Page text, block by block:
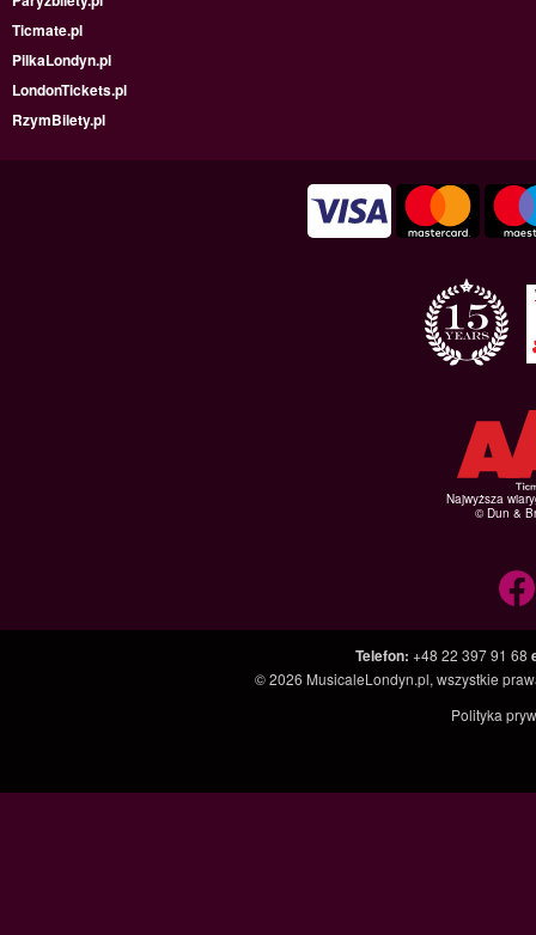
Ticmate.pl
PilkaLondyn.pl
LondonTickets.pl
RzymBilety.pl
Najwyższa
© Dun &
Telefon: +48 22 397 91 68
© 2026 MusicaleLondyn.pl, wszystkie
Polityka